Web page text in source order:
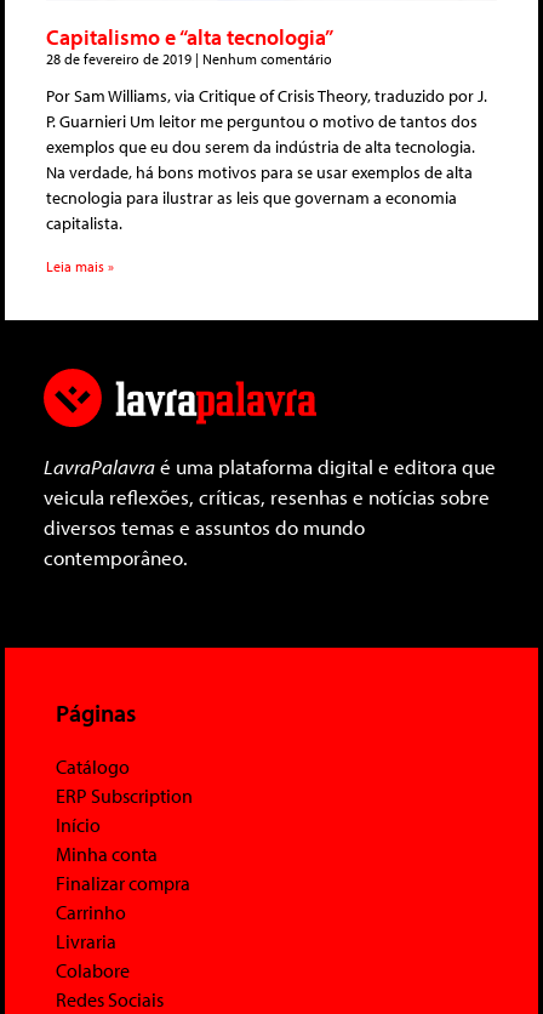
Capitalismo e “alta tecnologia”
28 de fevereiro de 2019 Nenhum comentário
Por Sam Williams, via Critique of Crisis Theory, traduzido por J.
P. Guarnieri Um leitor me perguntou o motivo de tantos dos
exemplos que eu dou serem da indústria de alta tecnologia.
Na verdade, há bons motivos para se usar exemplos de alta
tecnologia para ilustrar as leis que governam a economia
capitalista.
Leia mais »
LavraPalavraé uma plataforma digital e editora que
veicula reflexões, críticas, resenhas e notícias sobre
diversos temas e assuntos do mundo
contemporâneo.
Páginas
Catálogo
ERP Subscription
Início
Minha conta
Finalizar compra
Carrinho
Livraria
Colabore
Redes Sociais